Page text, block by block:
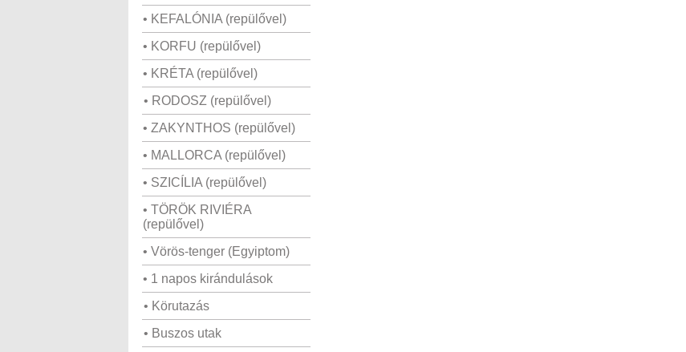
• KEFALÓNIA (repülővel)
• KORFU (repülővel)
• KRÉTA (repülővel)
• RODOSZ (repülővel)
• ZAKYNTHOS (repülővel)
• MALLORCA (repülővel)
• SZICÍLIA (repülővel)
• TÖRÖK RIVIÉRA
(repülővel)
• Vörös-tenger (Egyiptom)
• 1 napos kirándulások
• Körutazás
• Buszos utak